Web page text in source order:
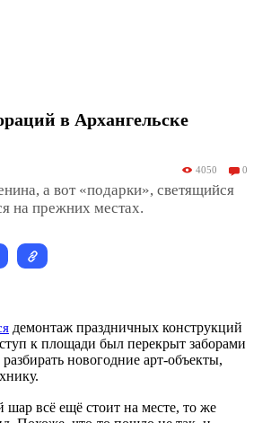
в Архангельске
4050 0
а вот «подарки», светящийся
на прежних местах.
демонтаж праздничных конструкций
к площади был перекрыт заборами
новогодние арт-объекты,
всё ещё стоит на месте, то же